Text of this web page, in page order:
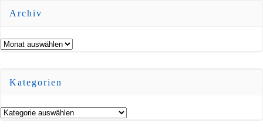
Archiv
Archiv
Kategorien
Kategorien